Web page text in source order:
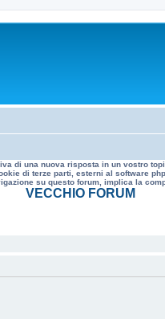
di una nuova risposta in un vostro
di terze parti, esterni al software
su questo forum, implica la
VECCHIO FORUM